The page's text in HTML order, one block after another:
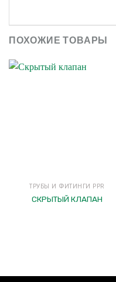
ПОХОЖИЕ ТОВАРЫ
ТРУБЫ И ФИТИНГИ PPR
СКРЫТЫЙ КЛАПАН